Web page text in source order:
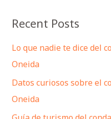
c
f
o
r
:
Recent Posts
Lo que nadie te dice del
Oneida
Datos curiosos sobre el
Oneida